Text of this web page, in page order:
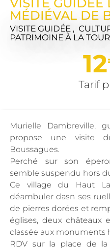
MÉDIÉVAL DE
VISITE GUIDÉE ,
PATRIMOINE À LA
12
Tarif
Murielle Dambreville,
propose une visite
Boussagues.
Perché sur son
semble suspendu hors
Ce village du Haut
déambuler dasn ses
de pierres dorées et
églises, deux châteaux
classée aux monuments
RDV sur la place de la